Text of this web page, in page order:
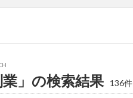
業」の検索結果 136件